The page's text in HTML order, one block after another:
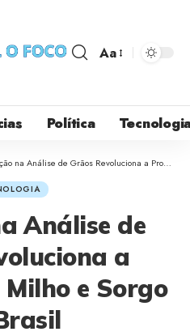
Aa
Política
Análise de Grãos Revoluciona a Produção de Milho e Sorgo no Brasil
Análise de
a
e Sorgo